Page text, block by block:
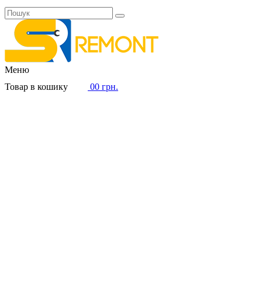
Меню
Товар в кошику
00 грн.